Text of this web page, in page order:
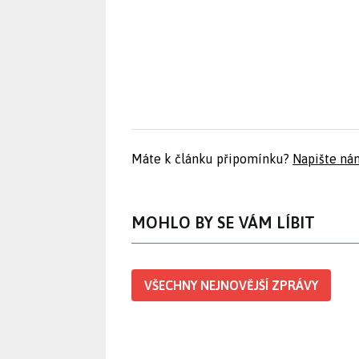
Máte k článku připomínku? Napište
MOHLO BY SE VÁM LÍBIT
VŠECHNY NEJNOVĚJŠÍ ZPRÁVY